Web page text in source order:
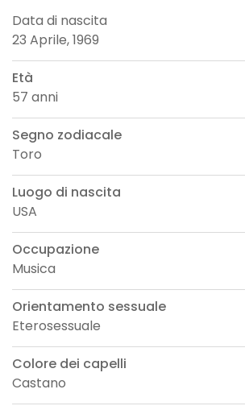
Data di nascita
23 Aprile, 1969
Età
57 anni
Segno zodiacale
Toro
Luogo di nascita
USA
Occupazione
Musica
Orientamento sessuale
Eterosessuale
Colore dei capelli
Castano